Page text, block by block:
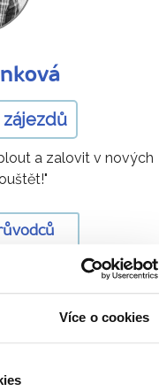
Více o cookies
zájezdů
a zalovit v nových